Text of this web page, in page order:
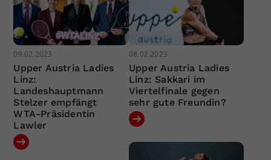
09.02.2023
Upper Austria Ladies
Linz:
Landeshauptmann
Stelzer empfängt
WTA-Präsidentin
Lawler
08.02.2023
Upper Austria Ladies
Linz: Sakkari im
Viertelfinale gegen
sehr gute Freundin?